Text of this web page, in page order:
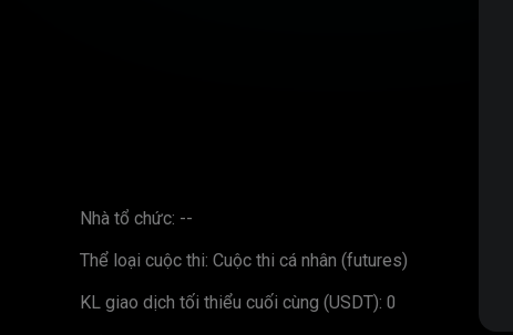
Nhà tổ chức: --
Thể loại cuộc thi: Cuộc thi cá nhân (futures)
KL giao dịch tối thiểu cuối cùng (USDT): 0